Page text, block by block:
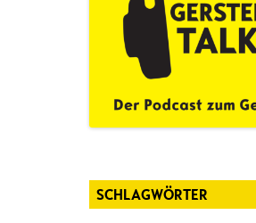
SCHLAGWÖRTER